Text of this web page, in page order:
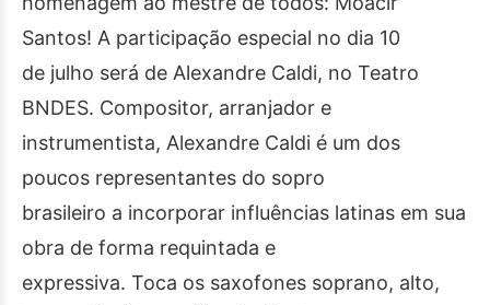
Santos! A participação especial no dia 10
de julho será de Alexandre Caldi, no Teatro
BNDES. Compositor, arranjador e
instrumentista, Alexandre Caldi é um dos
poucos representantes do sopro
brasileiro a incorporar influências latinas em sua
obra de forma requintada e
expressiva. Toca os saxofones soprano, alto,